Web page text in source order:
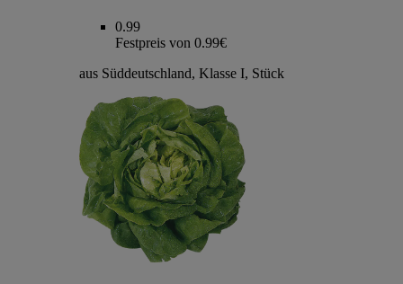
0.99
Festpreis von 0.99€
aus Süddeutschland, Klasse I, Stück